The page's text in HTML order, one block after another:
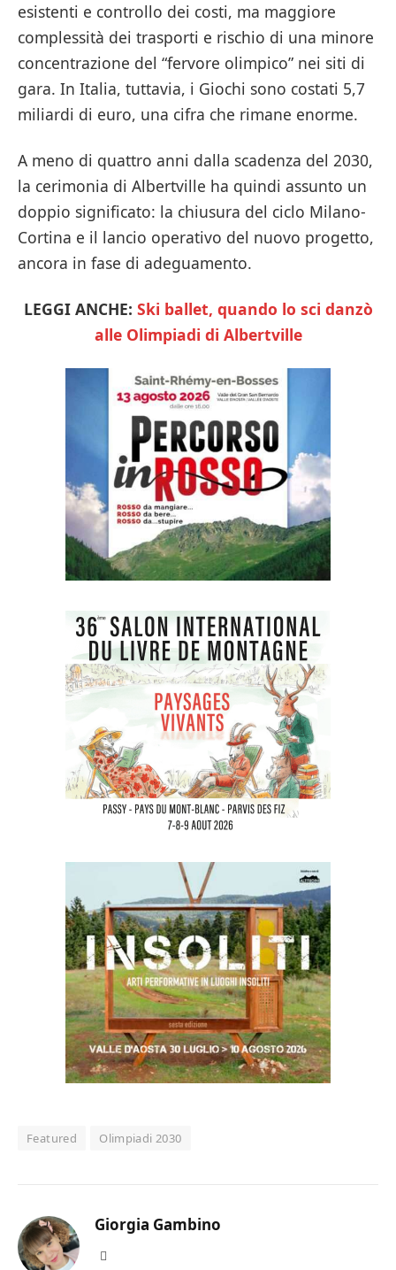
esistenti e controllo dei costi, ma maggiore
complessità dei trasporti e rischio di una minore
concentrazione del “fervore olimpico” nei siti di
gara. In Italia, tuttavia, i Giochi sono costati 5,7
miliardi di euro, una cifra che rimane enorme.
A meno di quattro anni dalla scadenza del 2030,
la cerimonia di Albertville ha quindi assunto un
doppio significato: la chiusura del ciclo Milano-
Cortina e il lancio operativo del nuovo progetto,
ancora in fase di adeguamento.
LEGGI ANCHE: Ski ballet, quando lo sci danzò
alle Olimpiadi di Albertville
Featured Olimpiadi 2030
Giorgia Gambino